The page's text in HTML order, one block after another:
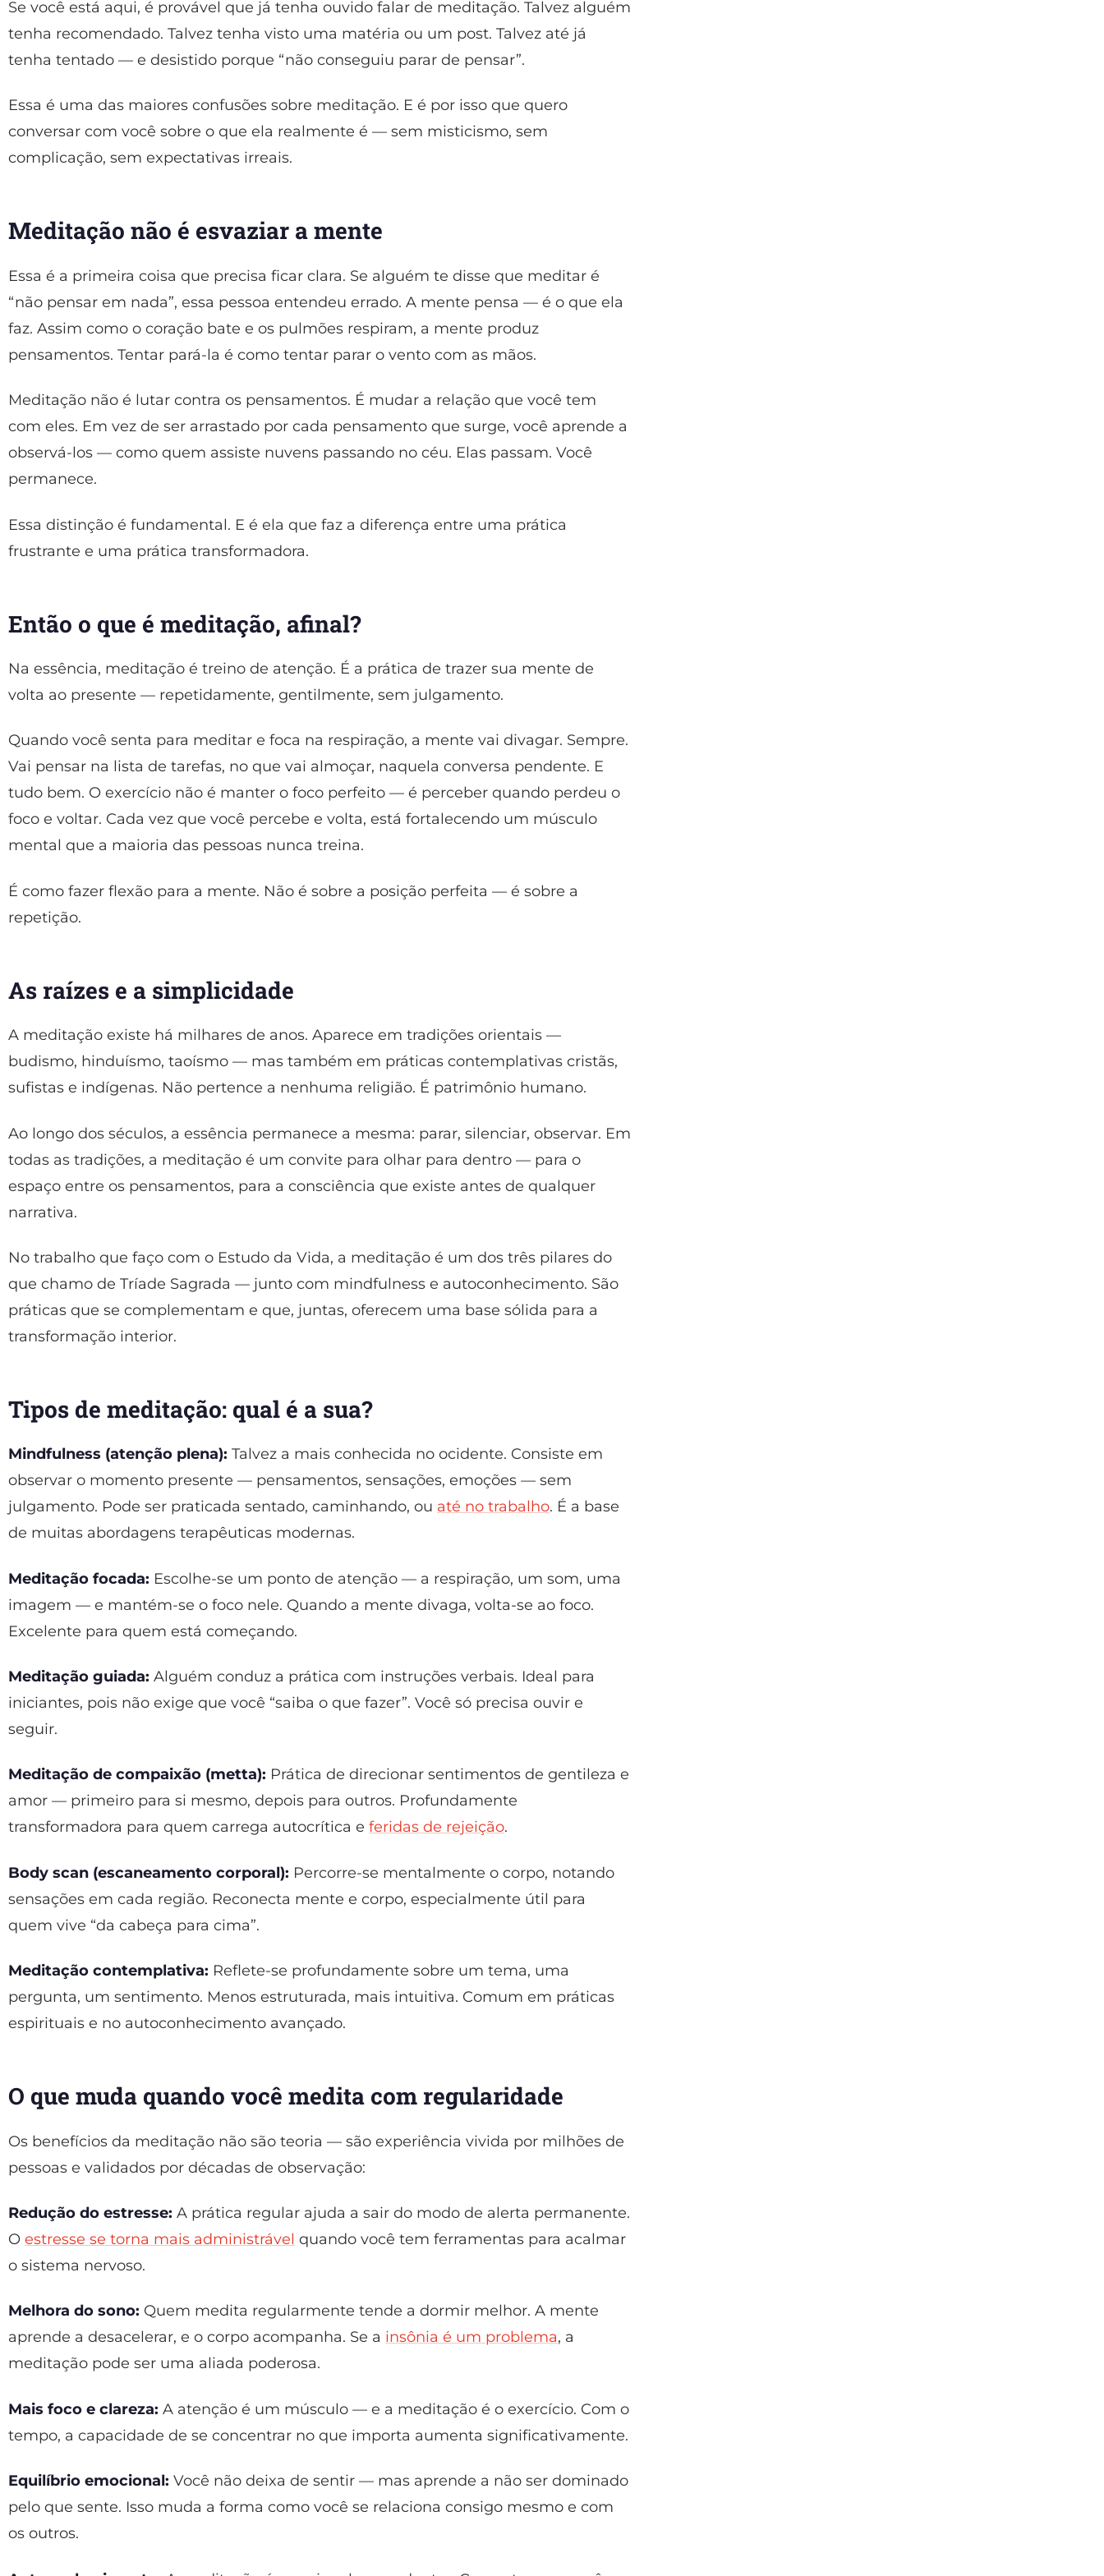
Se você está aqui, é provável que já tenha ouvido falar de meditação. Talvez alguém
tenha recomendado. Talvez tenha visto uma matéria ou um post. Talvez até já
tenha tentado — e desistido porque “não conseguiu parar de pensar”.
Essa é uma das maiores confusões sobre meditação. E é por isso que quero
conversar com você sobre o que ela realmente é — sem misticismo, sem
complicação, sem expectativas irreais.
Meditação não é esvaziar a mente
Essa é a primeira coisa que precisa ficar clara. Se alguém te disse que meditar é
“não pensar em nada”, essa pessoa entendeu errado. A mente pensa — é o que ela
faz. Assim como o coração bate e os pulmões respiram, a mente produz
pensamentos. Tentar pará-la é como tentar parar o vento com as mãos.
Meditação não é lutar contra os pensamentos. É mudar a relação que você tem
com eles. Em vez de ser arrastado por cada pensamento que surge, você aprende a
observá-los — como quem assiste nuvens passando no céu. Elas passam. Você
permanece.
Essa distinção é fundamental. E é ela que faz a diferença entre uma prática
frustrante e uma prática transformadora.
Então o que é meditação, afinal?
Na essência, meditação é treino de atenção. É a prática de trazer sua mente de
volta ao presente — repetidamente, gentilmente, sem julgamento.
Quando você senta para meditar e foca na respiração, a mente vai divagar. Sempre.
Vai pensar na lista de tarefas, no que vai almoçar, naquela conversa pendente. E
tudo bem. O exercício não é manter o foco perfeito — é perceber quando perdeu o
foco e voltar. Cada vez que você percebe e volta, está fortalecendo um músculo
mental que a maioria das pessoas nunca treina.
É como fazer flexão para a mente. Não é sobre a posição perfeita — é sobre a
repetição.
As raízes e a simplicidade
A meditação existe há milhares de anos. Aparece em tradições orientais —
budismo, hinduísmo, taoísmo — mas também em práticas contemplativas cristãs,
sufistas e indígenas. Não pertence a nenhuma religião. É patrimônio humano.
Ao longo dos séculos, a essência permanece a mesma: parar, silenciar, observar. Em
todas as tradições, a meditação é um convite para olhar para dentro — para o
espaço entre os pensamentos, para a consciência que existe antes de qualquer
narrativa.
No trabalho que faço com o Estudo da Vida, a meditação é um dos três pilares do
que chamo de Tríade Sagrada — junto com mindfulness e autoconhecimento. São
práticas que se complementam e que, juntas, oferecem uma base sólida para a
transformação interior.
Tipos de meditação: qual é a sua?
Mindfulness (atenção plena): Talvez a mais conhecida no ocidente. Consiste em
observar o momento presente — pensamentos, sensações, emoções — sem
julgamento. Pode ser praticada sentado, caminhando, ou até no trabalho. É a base
de muitas abordagens terapêuticas modernas.
Meditação focada: Escolhe-se um ponto de atenção — a respiração, um som, uma
imagem — e mantém-se o foco nele. Quando a mente divaga, volta-se ao foco.
Excelente para quem está começando.
Meditação guiada: Alguém conduz a prática com instruções verbais. Ideal para
iniciantes, pois não exige que você “saiba o que fazer”. Você só precisa ouvir e
seguir.
Meditação de compaixão (metta): Prática de direcionar sentimentos de gentileza e
amor — primeiro para si mesmo, depois para outros. Profundamente
transformadora para quem carrega autocrítica e feridas de rejeição.
Body scan (escaneamento corporal): Percorre-se mentalmente o corpo, notando
sensações em cada região. Reconecta mente e corpo, especialmente útil para
quem vive “da cabeça para cima”.
Meditação contemplativa: Reflete-se profundamente sobre um tema, uma
pergunta, um sentimento. Menos estruturada, mais intuitiva. Comum em práticas
espirituais e no autoconhecimento avançado.
O que muda quando você medita com regularidade
Os benefícios da meditação não são teoria — são experiência vivida por milhões de
pessoas e validados por décadas de observação:
Redução do estresse: A prática regular ajuda a sair do modo de alerta permanente.
O estresse se torna mais administrável quando você tem ferramentas para acalmar
o sistema nervoso.
Melhora do sono: Quem medita regularmente tende a dormir melhor. A mente
aprende a desacelerar, e o corpo acompanha. Se a insônia é um problema, a
meditação pode ser uma aliada poderosa.
Mais foco e clareza: A atenção é um músculo — e a meditação é o exercício. Com o
tempo, a capacidade de se concentrar no que importa aumenta significativamente.
Equilíbrio emocional: Você não deixa de sentir — mas aprende a não ser dominado
pelo que sente. Isso muda a forma como você se relaciona consigo mesmo e com
os outros.